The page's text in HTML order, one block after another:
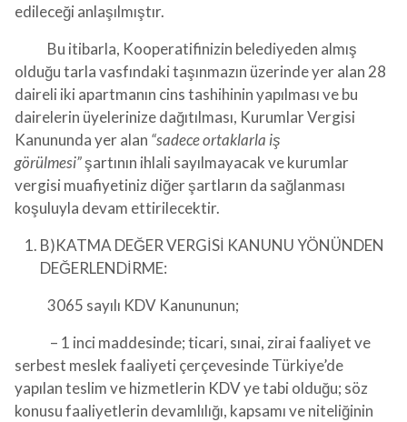
edileceği anlaşılmıştır.
Bu itibarla, Kooperatifinizin belediyeden almış
olduğu tarla vasfındaki taşınmazın üzerinde yer alan 28
daireli iki apartmanın cins tashihinin yapılması ve bu
dairelerin üyelerinize dağıtılması, Kurumlar Vergisi
Kanununda yer alan “sadece ortaklarla iş
görülmesi”şartının ihlali sayılmayacak ve kurumlar
vergisi muafiyetiniz diğer şartların da sağlanması
koşuluyla devam ettirilecektir.
B)KATMA DEĞER VERGİSİ KANUNU YÖNÜNDEN
DEĞERLENDİRME:
3065 sayılı KDV Kanununun;
– 1 inci maddesinde; ticari, sınai, zirai faaliyet ve
serbest meslek faaliyeti çerçevesinde Türkiye’de
yapılan teslim ve hizmetlerin KDV ye tabi olduğu; söz
konusu faaliyetlerin devamlılığı, kapsamı ve niteliğinin